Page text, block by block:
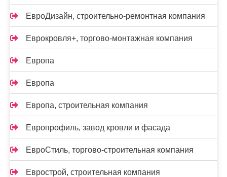
ЕвроДизайн, строительно-ремонтная компания
Еврокровля+, торгово-монтажная компания
Европа
Европа
Европа, строительная компания
Европрофиль, завод кровли и фасада
ЕвроСтиль, торгово-строительная компания
Еврострой, строительная компания